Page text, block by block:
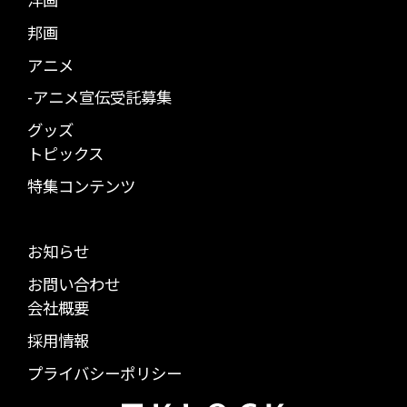
邦画
アニメ
-アニメ宣伝受託募集
グッズ
トピックス
特集コンテンツ
お知らせ
お問い合わせ
会社概要
採用情報
プライバシーポリシー